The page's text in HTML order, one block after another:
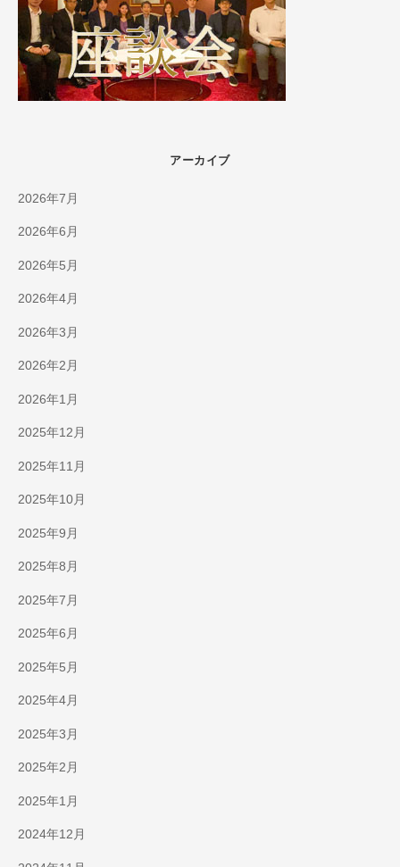
アーカイブ
2026年7月
2026年6月
2026年5月
2026年4月
2026年3月
2026年2月
2026年1月
2025年12月
2025年11月
2025年10月
2025年9月
2025年8月
2025年7月
2025年6月
2025年5月
2025年4月
2025年3月
2025年2月
2025年1月
2024年12月